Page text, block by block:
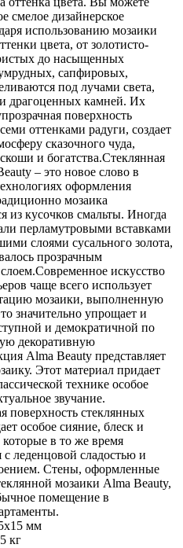
смелое дизайнерское
использованию мозаики
цвета, от золотисто-
до насыщенных
сапфировых,
под лучами света,
драгоценных камней. Их
поверхность
оттенками радуги, создает
сказочного чуда,
и богатства.Стеклянная
– это новое слово в
оформления
мозаика
из кусочков смальты. Иногда
перламутровыми вставками
слоями сусального золота,
прозрачным
искусство
чаще всего использует
мозаики, выполненную
значительно упрощает и
и демократичной по
декоративную
Alma Beauty представляет
Этот материал придает
технике особое
звучание.
поверхность стеклянных
особое сияние, блеск и
в то же время
леденцовой сладостью и
Стены, оформленные
мозаики Alma Beauty,
помещение в
мм
кг